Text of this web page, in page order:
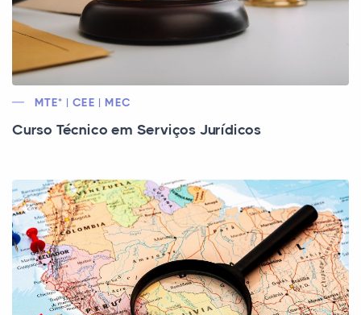
MTE* | CEE | MEC
Curso Técnico em Serviços Jurídicos